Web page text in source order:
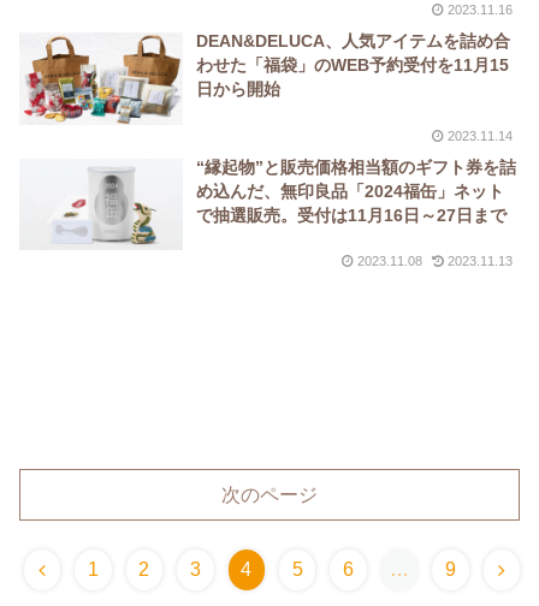
2023.11.16
DEAN&DELUCA、人気アイテムを詰め合
わせた「福袋」のWEB予約受付を11月15
日から開始
2023.11.14
“縁起物”と販売価格相当額のギフト券を詰
め込んだ、無印良品「2024福缶」ネット
で抽選販売。受付は11月16日～27日まで
2023.11.08 2023.11.13
次のページ
1 2 3 4 5 6 … 9